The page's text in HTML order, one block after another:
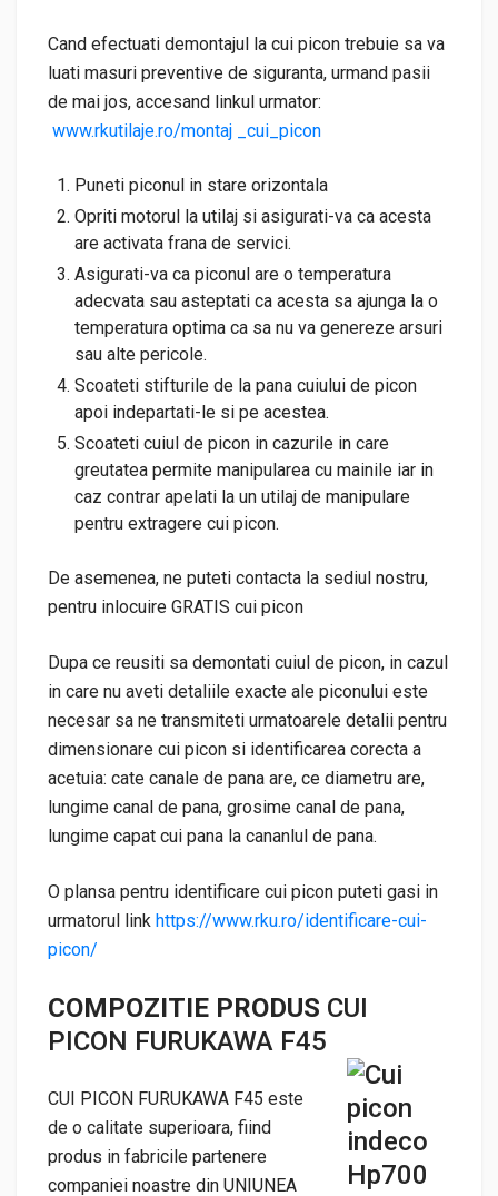
Cand efectuati demontajul la cui picon trebuie sa va
luati masuri preventive de siguranta, urmand pasii
de mai jos, accesand linkul urmator:
www.rkutilaje.ro/montaj _cui_picon
Puneti piconul in stare orizontala
Opriti motorul la utilaj si asigurati-va ca acesta
are activata frana de servici.
Asigurati-va ca piconul are o temperatura
adecvata sau asteptati ca acesta sa ajunga la o
temperatura optima ca sa nu va genereze arsuri
sau alte pericole.
Scoateti stifturile de la pana cuiului de picon
apoi indepartati-le si pe acestea.
Scoateti cuiul de picon in cazurile in care
greutatea permite manipularea cu mainile iar in
caz contrar apelati la un utilaj de manipulare
pentru extragere cui picon.
De asemenea, ne puteti contacta la sediul nostru,
pentru inlocuire GRATIS cui picon
Dupa ce reusiti sa demontati cuiul de picon, in cazul
in care nu aveti detaliile exacte ale piconului este
necesar sa ne transmiteti urmatoarele detalii pentru
dimensionare cui picon si identificarea corecta a
acetuia: cate canale de pana are, ce diametru are,
lungime canal de pana, grosime canal de pana,
lungime capat cui pana la cananlul de pana.
O plansa pentru identificare cui picon puteti gasi in
urmatorul link https://www.rku.ro/identificare-cui-
picon/
COMPOZITIE PRODUS CUI
PICON FURUKAWA F45
CUI PICON FURUKAWA F45 este
de o calitate superioara, fiind
produs in fabricile partenere
companiei noastre din UNIUNEA